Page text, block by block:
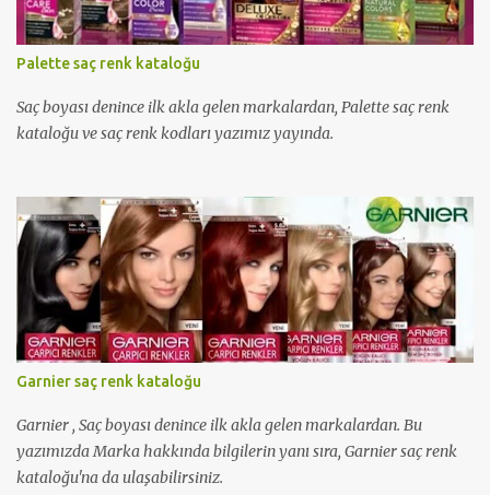
Palette saç renk kataloğu
Saç boyası denince ilk akla gelen markalardan, Palette saç renk
kataloğu ve saç renk kodları yazımız yayında.
Garnier saç renk kataloğu
Garnier , Saç boyası denince ilk akla gelen markalardan. Bu
yazımızda Marka hakkında bilgilerin yanı sıra, Garnier saç renk
kataloğu'na da ulaşabilirsiniz.